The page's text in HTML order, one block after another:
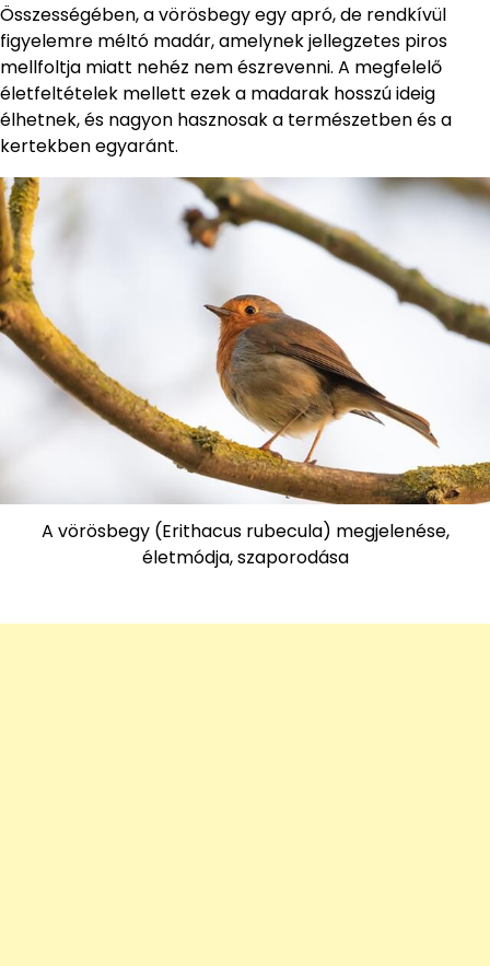
Összességében, a vörösbegy egy apró, de rendkívül
figyelemre méltó madár, amelynek jellegzetes piros
mellfoltja miatt nehéz nem észrevenni. A megfelelő
életfeltételek mellett ezek a madarak hosszú ideig
élhetnek, és nagyon hasznosak a természetben és a
kertekben egyaránt.
A vörösbegy (Erithacus rubecula) megjelenése,
életmódja, szaporodása